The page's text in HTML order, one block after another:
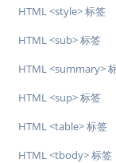
HTML <style> 标签
HTML <sub> 标签
HTML <summary>
HTML <sup> 标签
HTML <table> 标签
HTML <tbody> 标签